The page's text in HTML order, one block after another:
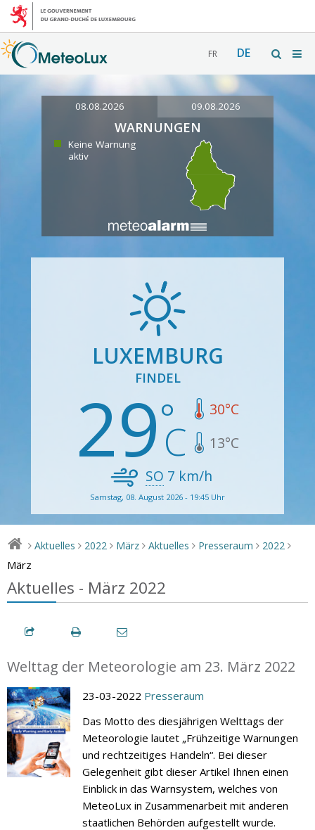
FR DE
08.08.2026 09.08.2026
WARNUNGEN
Keine Warnung
aktiv
LUXEMBURG
FINDEL
29 30°C
13°C
SO 7 km/h
Samstag, 08. August 2026 - 19:45 Uhr
> Aktuelles > 2022 > März > Aktuelles > Presseraum > 2022 >
März
Aktuelles - März 2022
Welttag der Meteorologie am 23. März 2022
23-03-2022 Presseraum
Das Motto des diesjährigen Welttags der
Meteorologie lautet „Frühzeitige Warnungen
und rechtzeitiges Handeln“. Bei dieser
Gelegenheit gibt dieser Artikel Ihnen einen
Einblick in das Warnsystem, welches von
MeteoLux in Zusammenarbeit mit anderen
staatlichen Behörden aufgestellt wurde.